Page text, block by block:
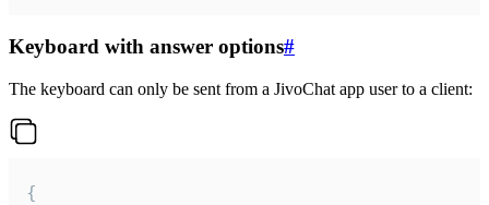
Keyboard with answer options#
The keyboard can only be sent from a JivoChat app user to a client:
{